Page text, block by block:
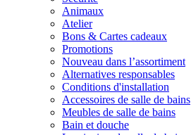
Animaux
Atelier
Bons & Cartes cadeaux
Promotions
Nouveau dans l’assortiment
Alternatives responsables
Conditions d'installation
Accessoires de salle de bains
Meubles de salle de bains
Bain et douche